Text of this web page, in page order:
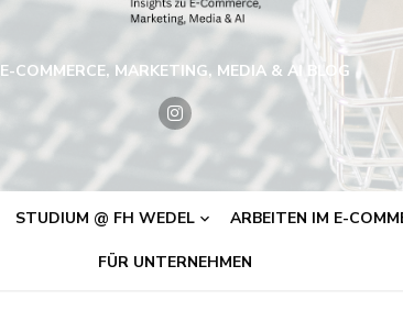
E-COMMERCE, MARKETING, MEDIA & AI BLOG
STUDIUM @ FH WEDEL ARBEITEN IM E-
FÜR UNTERNEHMEN